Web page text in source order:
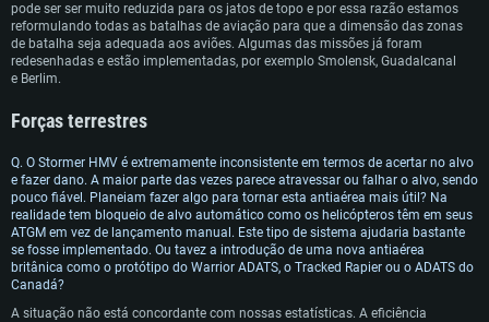
pode ser ser muito reduzida para os jatos de topo e por essa razão estamos
reformulando todas as batalhas de aviação para que a dimensão das zonas
de batalha seja adequada aos aviões. Algumas das missões já foram
redesenhadas e estão implementadas, por exemplo Smolensk, Guadalcanal
e Berlim.
Forças terrestres
Q. O Stormer HMV é extremamente inconsistente em termos de acertar no alvo
e fazer dano. A maior parte das vezes parece atravessar ou falhar o alvo, sendo
pouco fiável. Planeiam fazer algo para tornar esta antiaérea mais útil? Na
realidade tem bloqueio de alvo automático como os helicópteros têm em seus
ATGM em vez de lançamento manual. Este tipo de sistema ajudaria bastante
se fosse implementado. Ou tavez a introdução de uma nova antiaérea
britânica como o protótipo do Warrior ADATS, o Tracked Rapier ou o ADATS do
Canadá?
A situação não está concordante com nossas estatísticas. A eficiência